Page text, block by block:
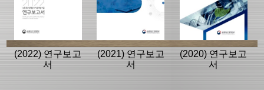
(2022) 연구보고
서
(2021) 연구보고
서
(2020) 연구보고
서